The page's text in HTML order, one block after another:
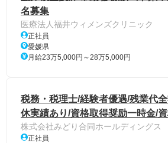
名募集
医療法人福井ウィメンズクリニック
正社員
愛媛県
月給23万5,000円～28万5,000円
税務・税理士/経験者優遇/残業代
休実績あり/資格取得奨励一時金/
株式会社みどり合同ホールディングス
正社員